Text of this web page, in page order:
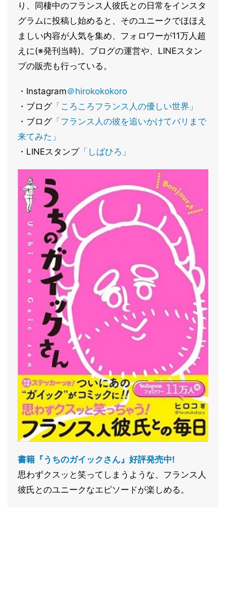
り、同棲中のフランス人彼氏との日常をインスタ
グラムに投稿し始めると、そのユニークでほほえ
ましい内容が人気を集め、フォロワーが11万人超
えに(※発刊当時)。ブログの運営や、LINEスタン
プの販売も行っている。
・Instagram＠hirokokokoro
・ブログ「ころころフランス人の優しい世界」
・ブログ「フランス人の彼を追いかけてパリまで
来てみた」
・LINEスタンプ「しばひろ」
書籍『うちのガイックさん』好評発売中!
思わずクスッと笑ってしまうような、フランス人
彼氏とのユニークなエピソードが楽しめる。